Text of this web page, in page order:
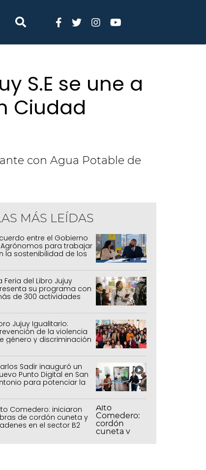
S.E se une a
Ciudad
con Agua Potable de
MÁS LEÍDAS
entre el Gobierno
para trabajar
la sostenibilidad de los
pecuarios y
Feria del Libro Jujuy
su programa con
de 300 actividades
Jujuy Igualitario:
de la violencia
género y discriminación
Sadir inauguró un
Punto Digital en San
para potenciar la
inclusión tecnológica
Comedero: iniciaron
de cordón cuneta y
en el sector B2